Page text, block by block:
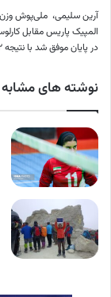
در پایان موفق شد با نتیجه ۲ بر یک حریف خود را شکست داده و راهی نیمه‌نهایی شود.
نوشته های مشابه